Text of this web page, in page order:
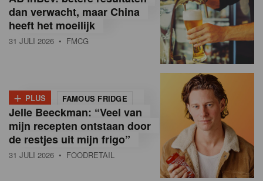
a
n
B
e
dan verwacht, maar China
heeft het moeilijk
31 JULI 2026 • FMCG
+ PLUS FAMOUS FRIDGE
Jelle Beeckman: “Veel van
mijn recepten ontstaan door
de restjes uit mijn frigo”
31 JULI 2026 • FOODRETAIL